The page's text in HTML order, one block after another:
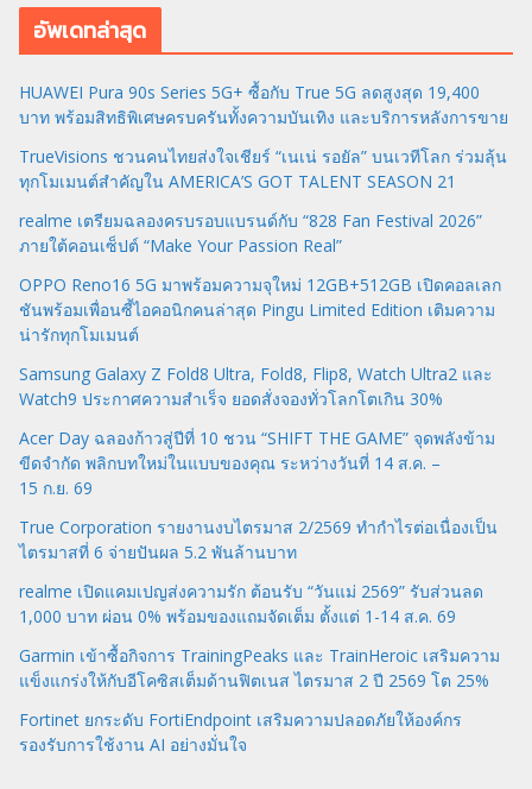
อัพเดทล่าสุด
HUAWEI Pura 90s Series 5G+ ซื้อกับ True 5G ลดสูงสุด 19,400
บาท พร้อมสิทธิพิเศษครบครันทั้งความบันเทิง และบริการหลังการขาย
TrueVisions ชวนคนไทยส่งใจเชียร์ “เนเน่ รอยัล” บนเวทีโลก ร่วมลุ้น
ทุกโมเมนต์สำคัญใน AMERICA’S GOT TALENT SEASON 21
realme เตรียมฉลองครบรอบแบรนด์กับ “828 Fan Festival 2026”
ภายใต้คอนเซ็ปต์ “Make Your Passion Real”
OPPO Reno16 5G มาพร้อมความจุใหม่ 12GB+512GB เปิดคอลเลก
ชันพร้อมเพื่อนซี้ไอคอนิกคนล่าสุด Pingu Limited Edition เติมความ
น่ารักทุกโมเมนต์
Samsung Galaxy Z Fold8 Ultra, Fold8, Flip8, Watch Ultra2 และ
Watch9 ประกาศความสำเร็จ ยอดสั่งจองทั่วโลกโตเกิน 30%
Acer Day ฉลองก้าวสู่ปีที่ 10 ชวน “SHIFT THE GAME” จุดพลังข้าม
ขีดจำกัด พลิกบทใหม่ในแบบของคุณ ระหว่างวันที่ 14 ส.ค. –
15 ก.ย. 69
True Corporation รายงานงบไตรมาส 2/2569 ทำกำไรต่อเนื่องเป็น
ไตรมาสที่ 6 จ่ายปันผล 5.2 พันล้านบาท
realme เปิดแคมเปญส่งความรัก ต้อนรับ “วันแม่ 2569” รับส่วนลด
1,000 บาท ผ่อน 0% พร้อมของแถมจัดเต็ม ตั้งแต่ 1-14 ส.ค. 69
Garmin เข้าซื้อกิจการ TrainingPeaks และ TrainHeroic เสริมความ
แข็งแกร่งให้กับอีโคซิสเต็มด้านฟิตเนส ไตรมาส 2 ปี 2569 โต 25%
Fortinet ยกระดับ FortiEndpoint เสริมความปลอดภัยให้องค์กร
รองรับการใช้งาน AI อย่างมั่นใจ